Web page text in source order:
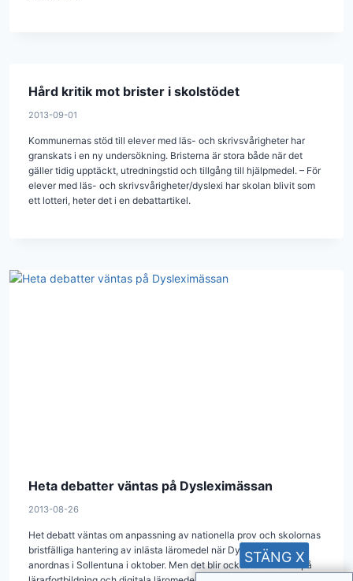
Hård kritik mot brister i skolstödet
2013-09-01
Kommunernas stöd till elever med läs- och skrivsvårigheter har
granskats i en ny undersökning. Bristerna är stora både när det
gäller tidig upptäckt, utredningstid och tillgång till hjälpmedel. – För
elever med läs- och skrivsvårigheter/dyslexi har skolan blivit som
ett lotteri, heter det i en debattartikel.
Heta debatter väntas på Dysleximässan
2013-08-26
Het debatt väntas om anpassning av nationella prov och skolornas
bristfälliga hantering av inlästa läromedel när Dysleximässan
anordnas i Sollentuna i oktober. Men det blir också stort fokus på
STÄNG X